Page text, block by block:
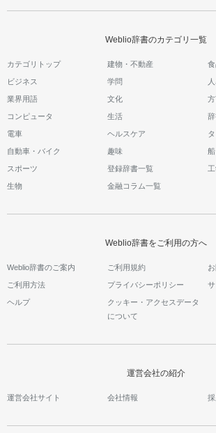
Weblio辞書のカテゴリ一覧
カテゴリトップ 建物・不動産
ビジネス 学問
業界用語 文化
コンピュータ 生活
電車 ヘルスケア
自動車・バイク 趣味 船
スポーツ 登録辞書一覧
生物 金融コラム一覧
Weblio辞書をご利用の方へ
Weblio辞書のご案内 ご利用規約
ご利用方法 プライバシーポリシー
ヘルプ
クッキー・アクセスデータ
について
運営会社の紹介
運営会社サイト 会社情報